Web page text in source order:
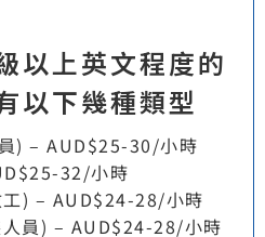
以上英文程度的
以下幾種類型
) – AUD$25-30/小時
32/小時
) – AUD$24-28/小時
員) – AUD$24-28/小時